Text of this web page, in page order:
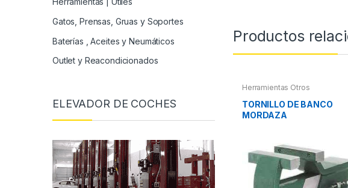
Productos
Herramientas Otros
TORNILLO DE BANCO
MORDAZA
Gatos, Prensas, Gruas y Soportes
Baterías , Aceites y Neumáticos
Outlet y Reacondicionados
ELEVADOR DE COCHES